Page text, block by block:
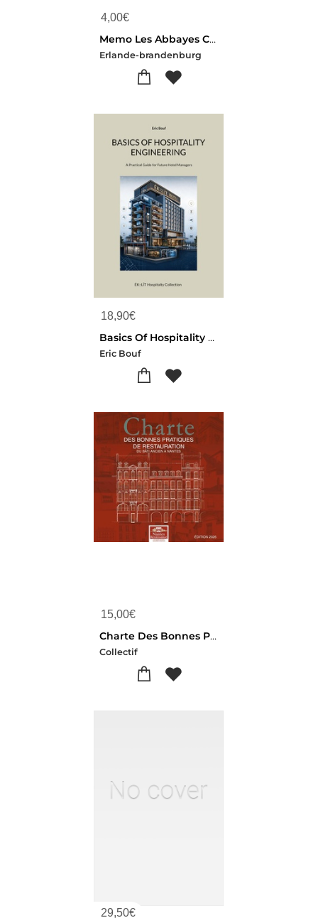
4,00€
Memo Les Abbayes Cisterciennes
Erlande-brandenburg
18,90€
Basics Of Hospitality Engineering : A Practical Guide For Future Hotel Managers
Eric Bouf
15,00€
Charte Des Bonnes Pratiques De Restauration Du Bati Ancien A Nantes
Collectif
29,50€